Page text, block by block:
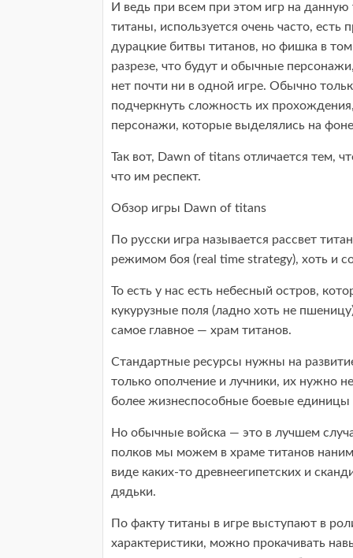
И ведь при всем при этом игр на данную
титаны, используется очень часто, есть
дурацкие битвы титанов, но фишка в
разрезе, что будут и обычные
нет почти ни в одной игре. Обычно
подчеркнуть сложность их
персонажи, которые выделялись на
Так вот, Dawn of titans отличается тем,
что им респект.
Обзор игры Dawn of titans
По русски игра называется рассвет
режимом боя (real time strategy), хоть и
То есть у нас есть небесный остров,
кукурузные поля (ладно хоть не
самое главное — храм титанов.
Стандартные ресурсы нужны на
только ополчение и лучники, их нужно
более жизнеспособные боевые
Но обычные войска — это в лучшем
полков мы можем в храме титанов
виде каких-то древнеегипетских и
дядьки.
По факту титаны в игре выступают в
характеристики, можно прокачивать